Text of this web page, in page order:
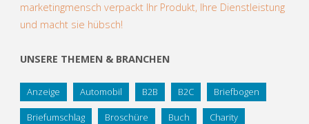
marketingmensch verpackt Ihr Produkt, Ihre Dienstleistung
und macht sie hübsch!
UNSERE THEMEN & BRANCHEN
Anzeige Automobil B2B B2C Briefbogen
Briefumschlag Broschüre Buch Charity